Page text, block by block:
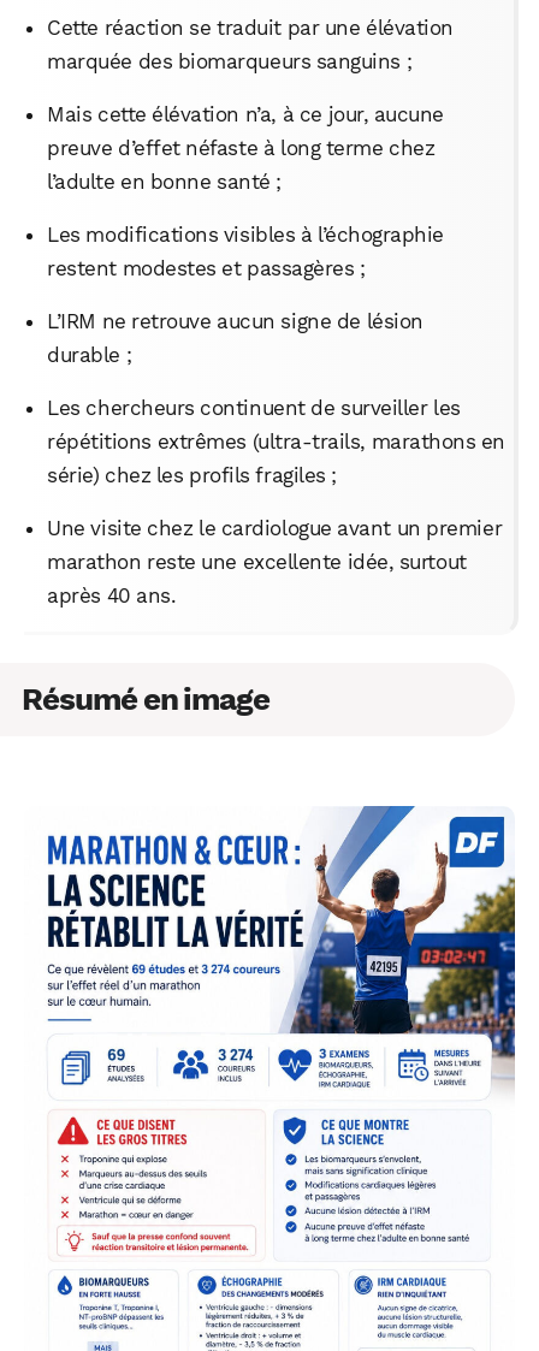
Cette réaction se traduit par une élévation
marquée des biomarqueurs sanguins ;
Mais cette élévation n’a, à ce jour, aucune
preuve d’effet néfaste à long terme chez
l’adulte en bonne santé ;
Les modifications visibles à l’échographie
restent modestes et passagères ;
L’IRM ne retrouve aucun signe de lésion
durable ;
Les chercheurs continuent de surveiller les
répétitions extrêmes (ultra-trails, marathons en
série) chez les profils fragiles ;
Une visite chez le cardiologue avant un premier
marathon reste une excellente idée, surtout
après 40 ans.
Résumé en image